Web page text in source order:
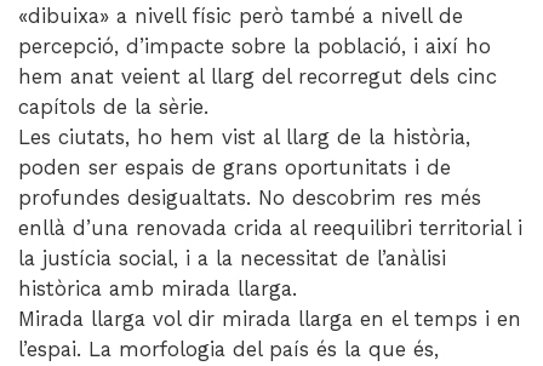
«dibuixa» a nivell físic però també a nivell de
percepció, d’impacte sobre la població, i així ho
hem anat veient al llarg del recorregut dels cinc
capítols de la sèrie.
Les ciutats, ho hem vist al llarg de la història,
poden ser espais de grans oportunitats i de
profundes desigualtats. No descobrim res més
enllà d’una renovada crida al reequilibri territorial i
la justícia social, i a la necessitat de l’anàlisi
històrica amb mirada llarga.
Mirada llarga vol dir mirada llarga en el temps i en
l’espai. La morfologia del país és la que és,